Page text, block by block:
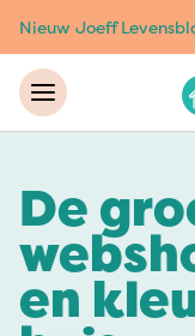
Nieuw Joeff
De
en